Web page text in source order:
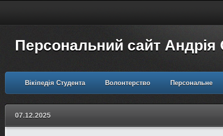
Персональний сайт Андрія
Вікіпедія Студента Волонтерство Персональне
07.12.2025